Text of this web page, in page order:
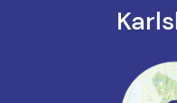
Länk till annan webbplats.